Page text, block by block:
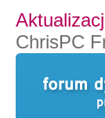
ChrisPC